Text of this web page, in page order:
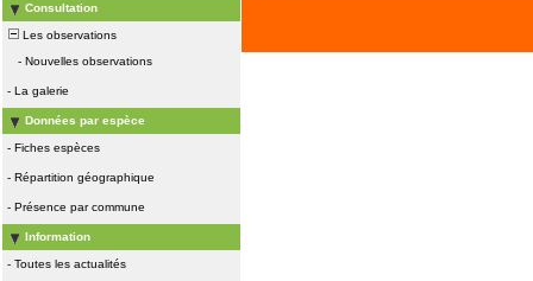
Consultation
Les observations
- Nouvelles observations
- La galerie
Données par espèce
- Fiches espèces
- Répartition géographique
- Présence par commune
Information
- Toutes les actualités